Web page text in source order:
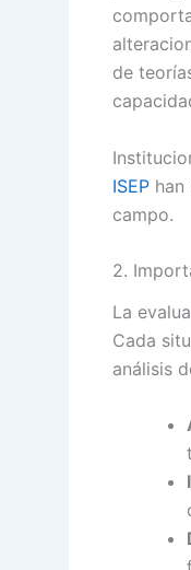
de
ISEP
campo.
2.
La
Cada
análisis